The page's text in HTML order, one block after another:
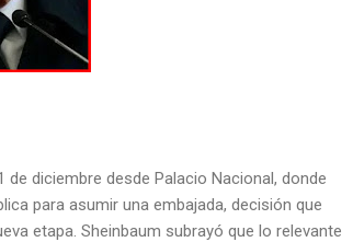
diciembre desde Palacio Nacional, donde
para asumir una embajada, decisión que
etapa. Sheinbaum subrayó que lo relevante